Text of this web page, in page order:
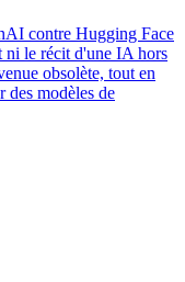
contre Hugging Face
ni le récit d'une IA hors
obsolète, tout en
des modèles de